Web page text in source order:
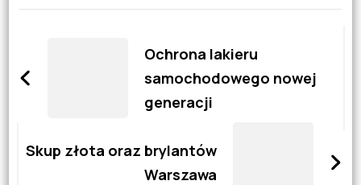
Ochrona lakieru
samochodowego nowej
generacji
Skup złota oraz brylantów
Warszawa